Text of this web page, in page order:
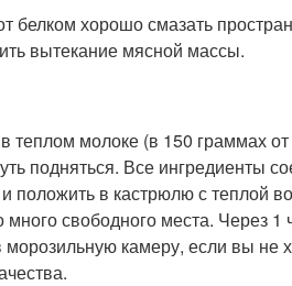
белком хорошо смазать
вытекание мясной массы.
теплом молоке (в 150 граммах
подняться. Все ингредиенты
положить в кастрюлю с теплой
свободного места. Через 1
камеру, если вы не